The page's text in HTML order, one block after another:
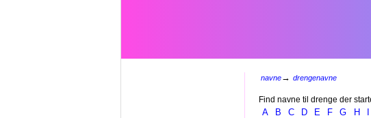
navne→ drengenavne
Find navne til drenge der
A B C D E F G H